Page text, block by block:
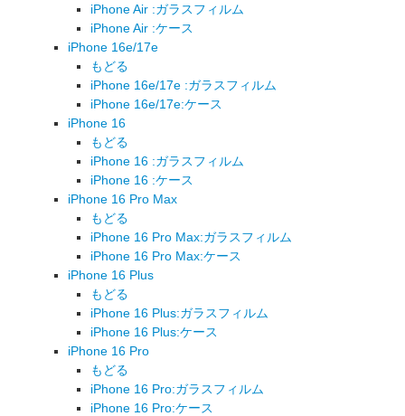
iPhone Air :ガラスフィルム
iPhone Air :ケース
iPhone 16e/17e
もどる
iPhone 16e/17e :ガラスフィルム
iPhone 16e/17e:ケース
iPhone 16
もどる
iPhone 16 :ガラスフィルム
iPhone 16 :ケース
iPhone 16 Pro Max
もどる
iPhone 16 Pro Max:ガラスフィルム
iPhone 16 Pro Max:ケース
iPhone 16 Plus
もどる
iPhone 16 Plus:ガラスフィルム
iPhone 16 Plus:ケース
iPhone 16 Pro
もどる
iPhone 16 Pro:ガラスフィルム
iPhone 16 Pro:ケース